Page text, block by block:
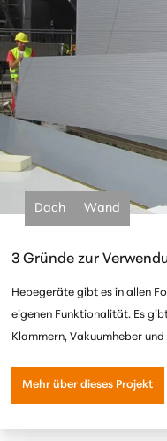
Dach Wand
3 Gründe zur
Hebegeräte gibt es in allen
eigenen Funktionalität. Es
Klammern, Vakuumheber
Mehr über dieses Projekt